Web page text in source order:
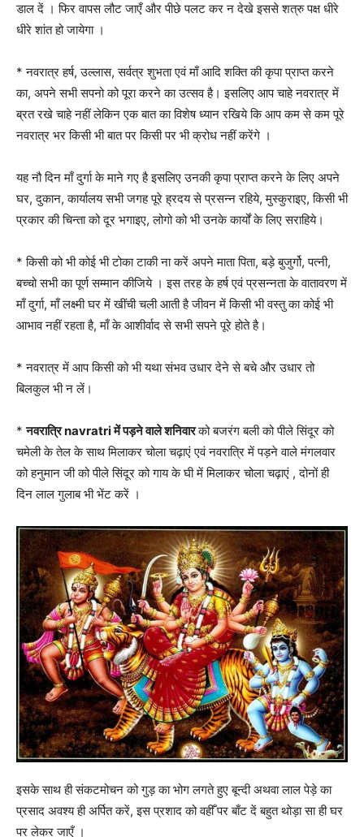
डाल दें । फिर वापस लौट जाएँ और पीछे पलट कर न देखे इससे शत्रु पक्ष धीरे
धीरे शांत हो जायेगा ।
* नवरात्र हर्ष, उल्लास, सर्वत्र शुभता एवं माँ आदि शक्ति की कृपा प्राप्त करने
का, अपने सभी सपनो को पूरा करने का उत्सव है। इसलिए आप चाहे नवरात्र में
ब्रत रखे चाहे नहीं लेकिन एक बात का विशेष ध्यान रखिये कि आप कम से कम पूरे
नवरात्र भर किसी भी बात पर किसी पर भी क्रोध नहीं करेंगे ।
यह नौ दिन माँ दुर्गा के माने गए है इसलिए उनकी कृपा प्राप्त करने के लिए अपने
घर, दुकान, कार्यालय सभी जगह पूरे ह्रदय से प्रसन्न रहिये, मुस्कुराइए, किसी भी
प्रकार की चिन्ता को दूर भगाइए, लोगो को भी उनके कार्यों के लिए सराहिये।
* किसी को भी कोई भी टोका टाकी ना करें अपने माता पिता, बड़े बुजुर्गो, पत्नी,
बच्चो सभी का पूर्ण सम्मान कीजिये । इस तरह के हर्ष एवं प्रसन्नता के वातावरण में
माँ दुर्गा, माँ लक्ष्मी घर में खींची चली आती है जीवन में किसी भी वस्तु का कोई भी
आभाव नहीं रहता है, माँ के आशीर्वाद से सभी सपने पूरे होते है।
* नवरात्र में आप किसी को भी यथा संभव उधार देने से बचे और उधार तो
बिलकुल भी न लें।
*नवरात्रि navratri में पड़ने वाले शनिवारको बजरंग बली को पीले सिंदूर को
चमेली के तेल के साथ मिलाकर चोला चढ़ाएं एवं नवरात्रि में पड़ने वाले मंगलवार
को हनुमान जी को पीले सिंदूर को गाय के घी में मिलाकर चोला चढ़ाएं , दोनों ही
दिन लाल गुलाब भी भेंट करें ।
इसके साथ ही संकटमोचन को गुड़ का भोग लगते हुए बून्दी अथवा लाल पेड़े का
प्रसाद अवश्य ही अर्पित करें, इस प्रशाद को वहीँ पर बाँट दें बहुत थोड़ा सा ही घर
पर लेकर जाएँ ।